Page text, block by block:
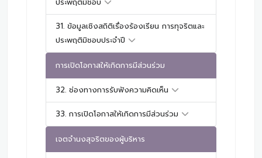
31. ข้อมูลเชิงสถิติเรื่องร้องเรียน การทุจริตและ
ประพฤติมิชอบประจำปี
การเปิดโอกาสให้เกิดการมีส่วนร่วม
32. ช่องทางการรับฟังความคิดเห็น
33. การเปิดโอกาสให้เกิดการมีส่วนร่วม
เจตจำนงสุจริตของผู้บริหาร